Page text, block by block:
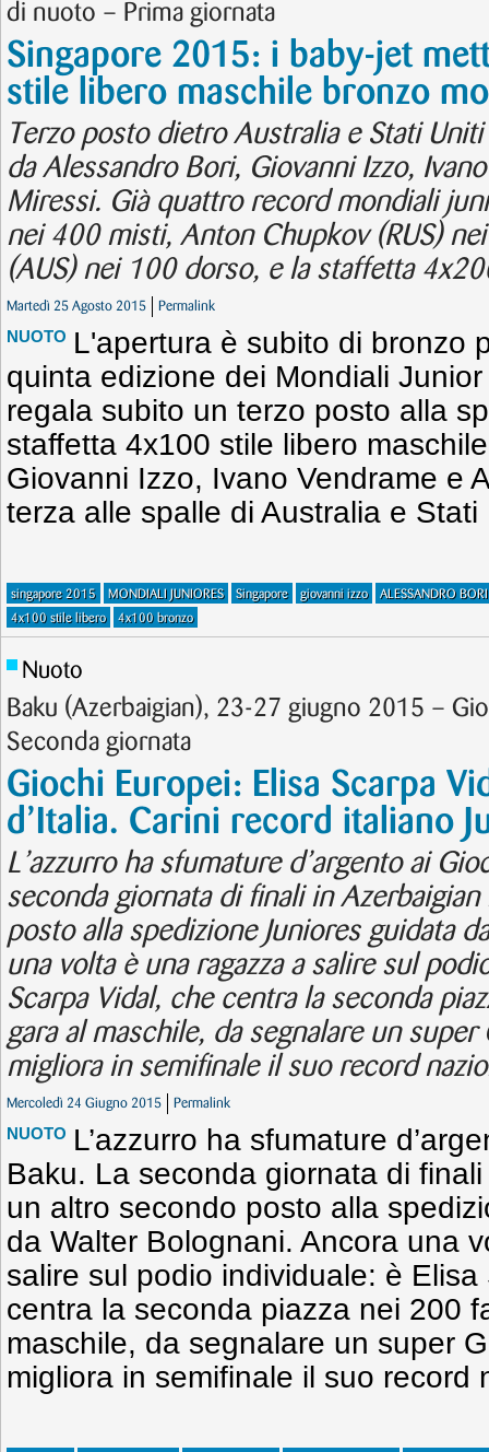
di nuoto – Prima giornata
Singapore 2015: i baby-jet
stile libero maschile bronzo
Terzo posto dietro Australia e Stati
da Alessandro Bori, Giovanni Izzo,
Miressi. Già quattro record mondiali
nei 400 misti, Anton Chupkov (RUS)
(AUS) nei 100 dorso, e la staffetta
Martedì 25 Agosto 2015 Permalink
NUOTO L'apertura è subito di bronzo
quinta edizione dei Mondiali
regala subito un terzo posto alla
staffetta 4x100 stile libero
Giovanni Izzo, Ivano Vendrame e
terza alle spalle di Australia e Stati
singapore 2015 MONDIALI JUNIORES Singapore giovanni izzo
ALESSANDRO BORI
4x100 stile libero
4x100 bronzo
Nuoto
Baku (Azerbaigian), 23-27 giugno 2015 –
Seconda giornata
Giochi Europei: Elisa Scarpa
d’Italia. Carini record italiano
L’azzurro ha sfumature d’argento ai
seconda giornata di finali in
posto alla spedizione Juniores guidata
una volta è una ragazza a salire sul
Scarpa Vidal, che centra la seconda
gara al maschile, da segnalare un
migliora in semifinale il suo record
Mercoledì 24 Giugno 2015 Permalink
NUOTO L’azzurro ha sfumature
Baku. La seconda giornata di
un altro secondo posto alla
da Walter Bolognani. Ancora una
salire sul podio individuale: è
centra la seconda piazza nei 200
maschile, da segnalare un super
migliora in semifinale il suo record